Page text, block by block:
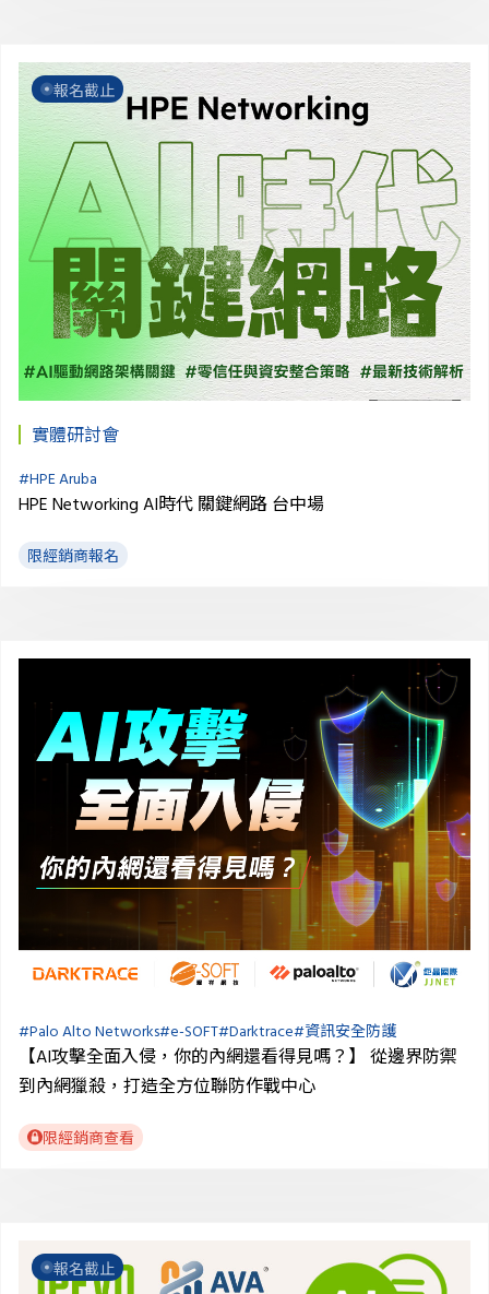
報名截止
實體研討會
#HPE Aruba
HPE Networking AI時代 關鍵網路 台中場
限經銷商報名
#Palo Alto Networks#e-SOFT#Darktrace#資訊安全防護
【AI攻擊全面入侵，你的內網還看得見嗎？】 從邊界防禦
到內網獵殺，打造全方位聯防作戰中心
限經銷商查看
報名截止